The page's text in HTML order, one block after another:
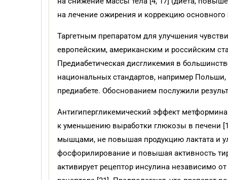
на лечение ожирения и коррекцию основного
Таргетным препаратом для улучшения
европейским, американским и российским
Предиабетическая дисгликемия в
национальных стандартов, например
предиабете. Обоснованием послужили
Антигипергликемический эффект
к уменьшению выработки глюкозы в печени
мышцами, не повышая продукцию лактата и
фосфорилирование и повышая активность
активирует рецептор инсулина независимо